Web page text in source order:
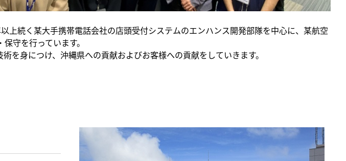
上続く某大手携帯電話会社の店頭受付システムのエンハンス開発部隊を中心に、某航空
守を行っています。
を身につけ、沖縄県への貢献およびお客様への貢献をしていきます。